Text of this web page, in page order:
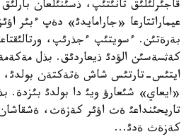
قاجئرلئلئق تانئتئپ، ذسئنئلعان
عيماراتتارعا «جارامايدئ» دةپ ءبئر
بةرةتئن. ءسويتئپ ءجذرئپ،
كةثسةسئن الؤدئ ذيعاردئق. بذل
ايتئس-تارتئس شاش ةتةكتةن بولدئ،
«ايعاي» شئعارؤ ويئ دا بولدئ بئزدة.
تاريحئنداعئ ةث اؤئر كةزةث، ةشقاشان
كةزةث ةدئ...